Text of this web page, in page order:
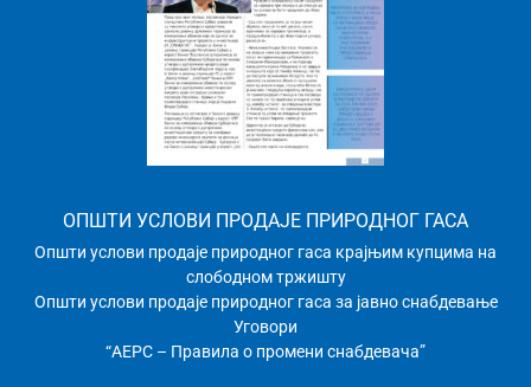
ОПШТИ УСЛОВИ ПРОДАЈЕ ПРИРОДНОГ ГАСА
Општи услови продаје природног гаса крајњим купцима на
слободном тржишту
Општи услови продаје природног гаса за јавно снабдевање
Уговори
“АЕРС – Правила о промени снабдевача”